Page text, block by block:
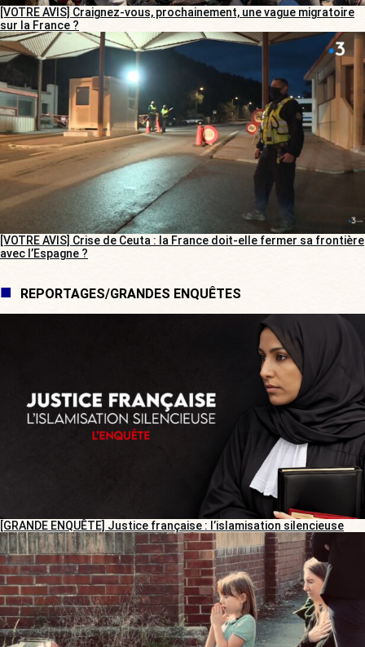
[VOTRE AVIS] Craignez-vous, prochainement, une vague migratoire
sur la France ?
[VOTRE AVIS] Crise de Ceuta : la France doit-elle fermer sa frontière
avec l’Espagne ?
REPORTAGES/GRANDES ENQUÊTES
[GRANDE ENQUÊTE] Justice française : l’islamisation silencieuse